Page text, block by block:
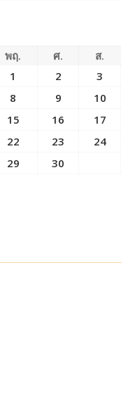
พฤ. ศ.
ส.
1
2
3
8 9
10
15 16
17
22 23
24
29 30